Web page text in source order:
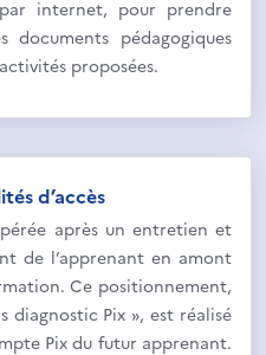
internet, pour prendre
documents pédagogiques
proposées.
d’accès
après un entretien et
de l’apprenant en amont
Ce positionnement,
diagnostic Pix », est réalisé
Pix du futur apprenant.